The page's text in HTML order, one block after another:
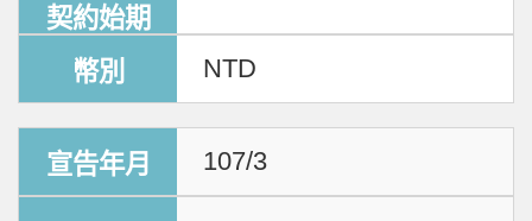
NTD
107/3